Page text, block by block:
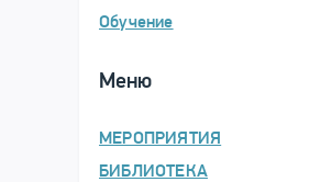
Обучение
Меню
МЕРОПРИЯТИЯ
БИБЛИОТЕКА